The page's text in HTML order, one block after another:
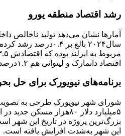
رشد اقتصاد منطقه یورو
سال۲۰۲۴ بالغ بر
اقتصاد دانمارک و لیتوانی هم ۱.۲درصد افزایش یافته است.
برنامه‌های نیویورک برای حل
شورای شهر نیویورک طرحی به
۵میلیارد دلار ۸۰هزار
بزرگ‌ترین پروژه در تاریخ این شهر
این شهر به‌شدت افزایش یافته است.